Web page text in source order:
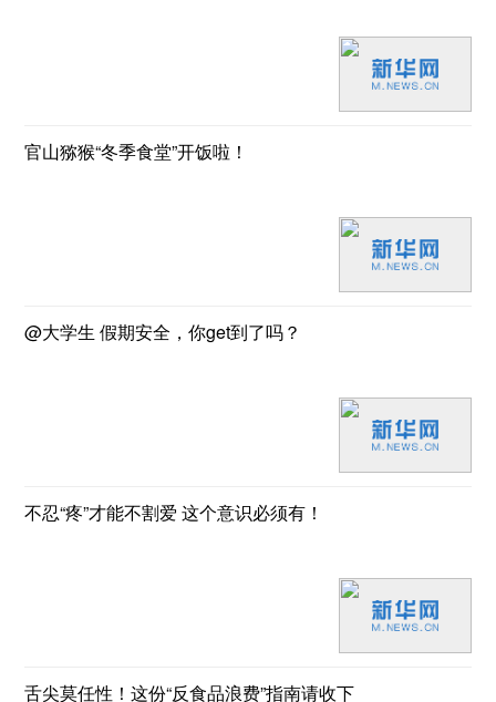
官山猕猴“冬季食堂”开饭啦！
@大学生 假期安全，你get到了吗？
不忍“疼”才能不割爱 这个意识必须有！
舌尖莫任性！这份“反食品浪费”指南请收下